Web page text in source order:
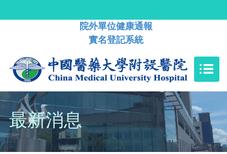
院外單位健康通報
實名登記系統
最新消息